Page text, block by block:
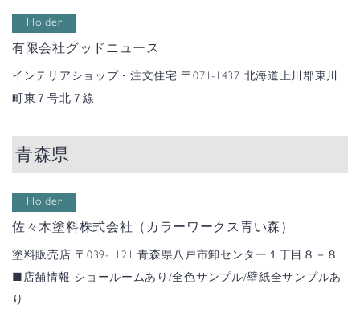
Holder
有限会社グッドニュース
インテリアショップ・注文住宅 〒071-1437 北海道上川郡東川
町東７号北７線
青森県
Holder
佐々木塗料株式会社（カラーワークス青い森）
塗料販売店 〒039-1121 青森県八戸市卸センター１丁目８－８
■店舗情報 ショールームあり/全色サンプル/壁紙全サンプルあ
り